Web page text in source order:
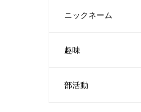
ニックネーム
趣味
部活動